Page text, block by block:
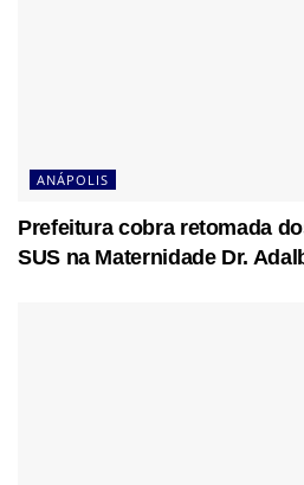
ANÁPOLIS
Prefeitura cobra retomada
SUS na Maternidade Dr.